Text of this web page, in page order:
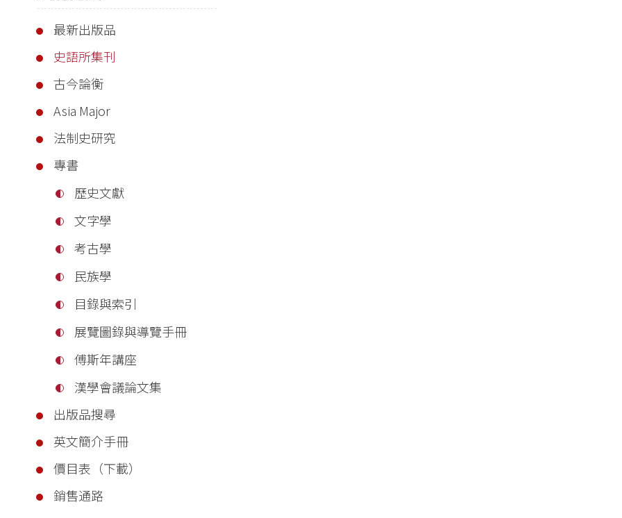
最新出版品
史語所集刊
古今論衡
Asia Major
法制史研究
專書
歷史文獻
文字學
考古學
民族學
目錄與索引
展覽圖錄與導覽手冊
傅斯年講座
漢學會議論文集
出版品搜尋
英文簡介手冊
價目表（下載）
銷售通路